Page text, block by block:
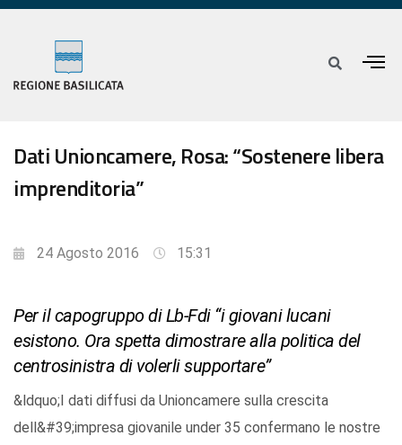
Dati Unioncamere, Rosa: “Sostenere libera
imprenditoria”
24 Agosto 2016 15:31
Per il capogruppo di Lb-Fdi “i giovani lucani
esistono. Ora spetta dimostrare alla politica del
centrosinistra di volerli supportare”
&ldquo;I dati diffusi da Unioncamere sulla crescita
dell&#39;impresa giovanile under 35 confermano le nostre